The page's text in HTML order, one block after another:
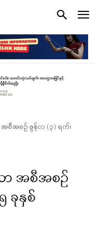
အစီအစဉ် ဇွန်လ (၃) ရက်၊
ာ အစီအစဉ်
ခုနှစ်